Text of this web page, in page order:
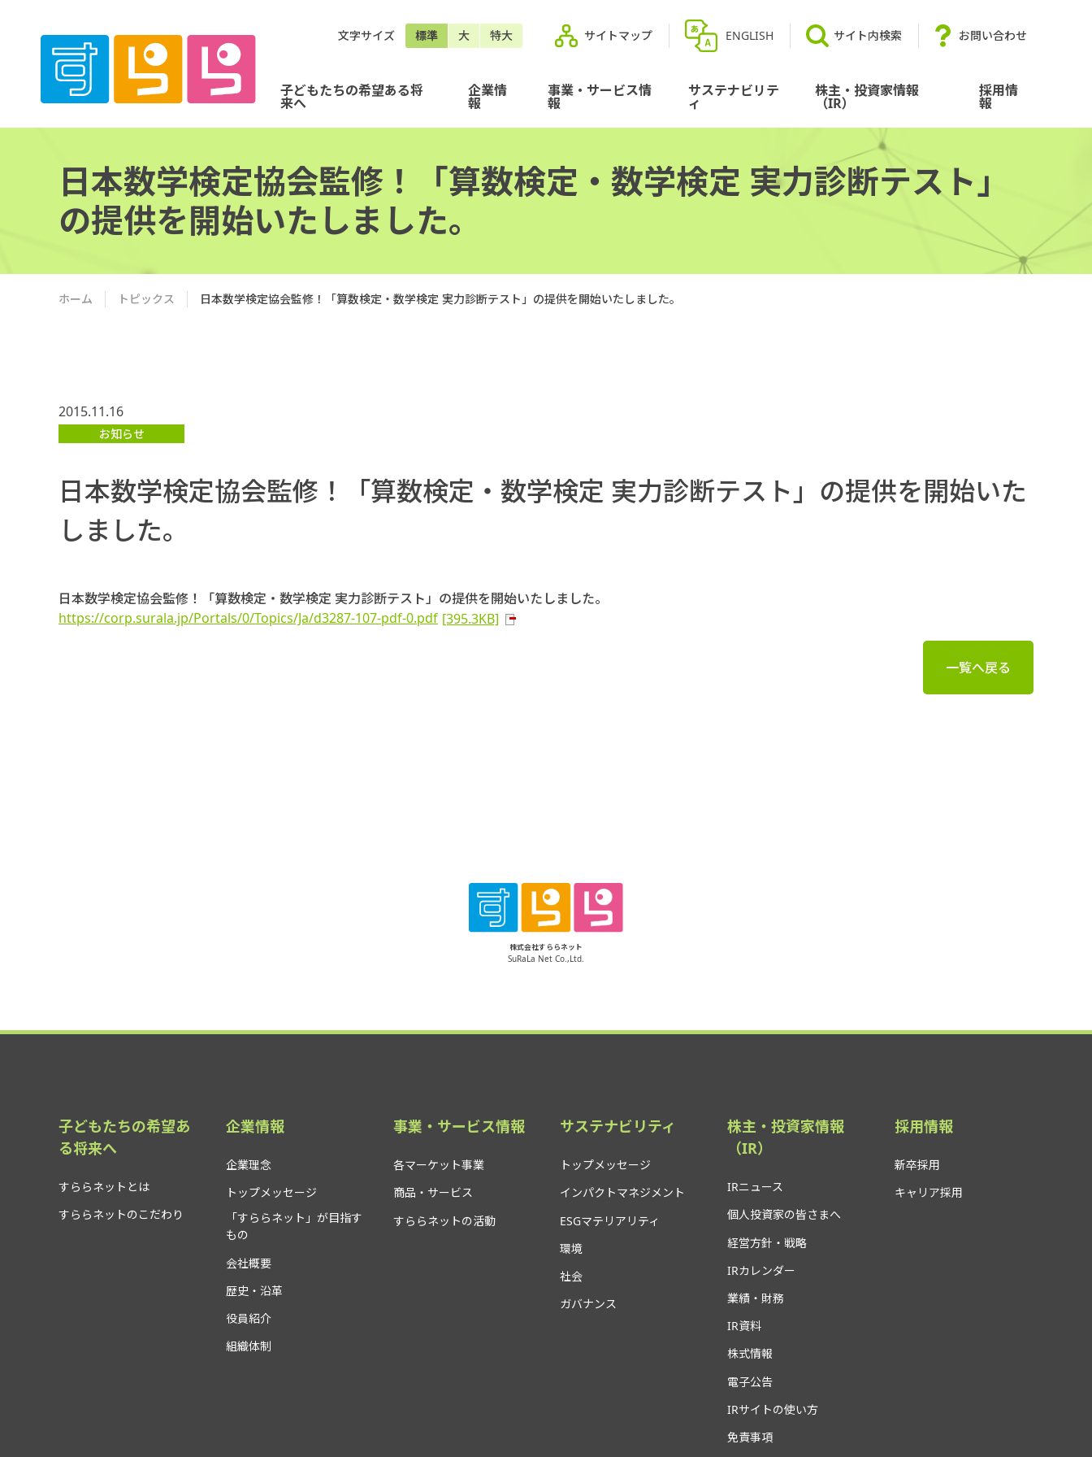
文字サイズ 標準 大 特大 サイトマップ ENGLISH サイト内検索 お問い合わせ
子どもたちの希望ある将
来へ
企業情
報
事業・サービス情
報
サステナビリテ
ィ
株主・投資家情報
（IR）
採用情
報
日本数学検定協会監修！「算数検定・数学検定 実力診断テスト」
の提供を開始いたしました。
ホーム トピックス 日本数学検定協会監修！「算数検定・数学検定 実力診断テスト」の提供を開始いたしました。
2015.11.16
お知らせ
日本数学検定協会監修！「算数検定・数学検定 実力診断テスト」の提供を開始いた
しました。
日本数学検定協会監修！「算数検定・数学検定 実力診断テスト」の提供を開始いたしました。
https://corp.surala.jp/Portals/0/Topics/Ja/d3287-107-pdf-0.pdf [395.3KB]
一覧へ戻る
株式会社すららネット
SuRaLa Net Co.,Ltd.
子どもたちの希望あ
る将来へ
すららネットとは
すららネットのこだわり
企業情報
企業理念
トップメッセージ
「すららネット」が目指す
もの
会社概要
歴史・沿革
役員紹介
組織体制
事業・サービス情報
各マーケット事業
商品・サービス
すららネットの活動
サステナビリティ
トップメッセージ
インパクトマネジメント
ESGマテリアリティ
環境
社会
ガバナンス
株主・投資家情報
（IR）
IRニュース
個人投資家の皆さまへ
経営方針・戦略
IRカレンダー
業績・財務
IR資料
株式情報
電子公告
IRサイトの使い方
免責事項
採用情報
新卒採用
キャリア採用